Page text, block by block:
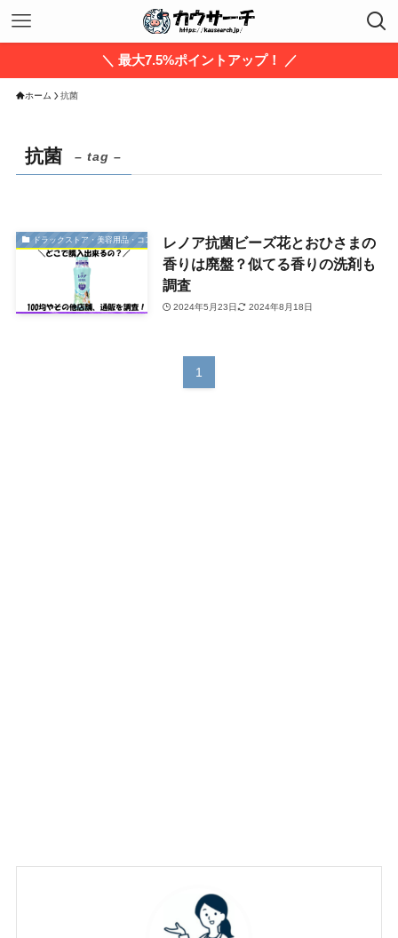
＼ 最大7.5%ポイントアップ！ ／
ホーム 抗菌
抗菌 – tag –
ドラックストア・美容用品・コスメ
レノア抗菌ビーズ花とおひさまの
香りは廃盤？似てる香りの洗剤も
調査
2024年5月23日 2024年8月18日
1